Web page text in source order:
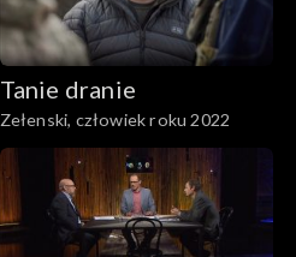
Tanie dranie
Zełenski, człowiek roku 2022